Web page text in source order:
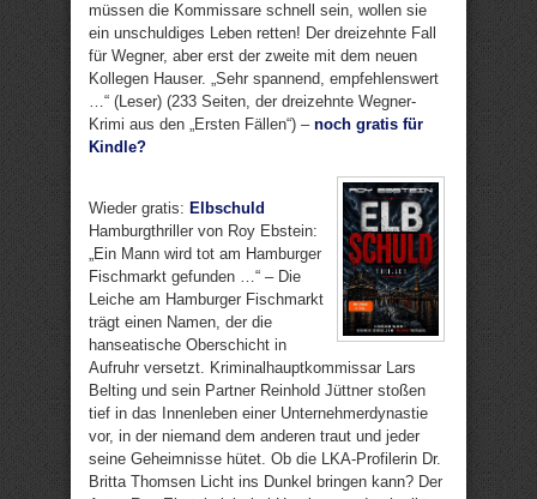
müssen die Kommissare schnell sein, wollen sie
ein unschuldiges Leben retten! Der dreizehnte Fall
für Wegner, aber erst der zweite mit dem neuen
Kollegen Hauser. „Sehr spannend, empfehlenswert
…“ (Leser) (233 Seiten, der dreizehnte Wegner-
Krimi aus den „Ersten Fällen“) – noch gratis für
Kindle?
Wieder gratis: Elbschuld
Hamburgthriller von Roy Ebstein:
„Ein Mann wird tot am Hamburger
Fischmarkt gefunden …“ – Die
Leiche am Hamburger Fischmarkt
trägt einen Namen, der die
hanseatische Oberschicht in
Aufruhr versetzt. Kriminalhauptkommissar Lars
Belting und sein Partner Reinhold Jüttner stoßen
tief in das Innenleben einer Unternehmerdynastie
vor, in der niemand dem anderen traut und jeder
seine Geheimnisse hütet. Ob die LKA-Profilerin Dr.
Britta Thomsen Licht ins Dunkel bringen kann? Der